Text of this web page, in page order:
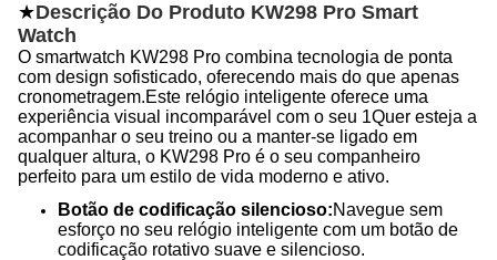
★Descrição Do Produto KW298 Pro Smart
Watch
O smartwatch KW298 Pro combina tecnologia de ponta
com design sofisticado, oferecendo mais do que apenas
cronometragem.Este relógio inteligente oferece uma
experiência visual incomparável com o seu 1Quer esteja a
acompanhar o seu treino ou a manter-se ligado em
qualquer altura, o KW298 Pro é o seu companheiro
perfeito para um estilo de vida moderno e ativo.
Botão de codificação silencioso:Navegue sem
esforço no seu relógio inteligente com um botão de
codificação rotativo suave e silencioso.